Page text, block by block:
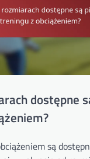
dostępne
są